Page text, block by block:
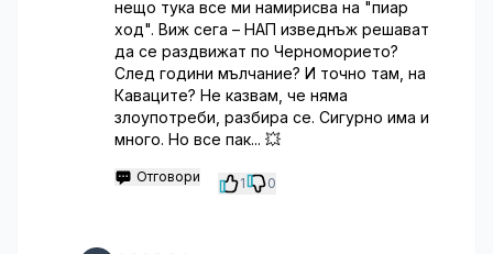
нещо тука все ми намирисва на "пиар
ход". Виж сега – НАП изведнъж решават
да се раздвижат по Черноморието?
След години мълчание? И точно там, на
Каваците? Не казвам, че няма
злоупотреби, разбира се. Сигурно има и
много. Но все пак... 💥
Отговори 1 0